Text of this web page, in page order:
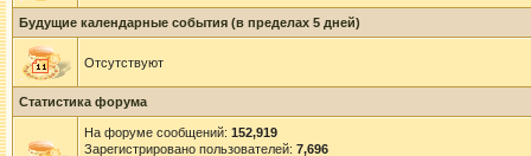
Будущие календарные события (в пределах 5 дней)
Отсутствуют
Статистика форума
На форуме сообщений: 152,919
Зарегистрировано пользователей: 7,696